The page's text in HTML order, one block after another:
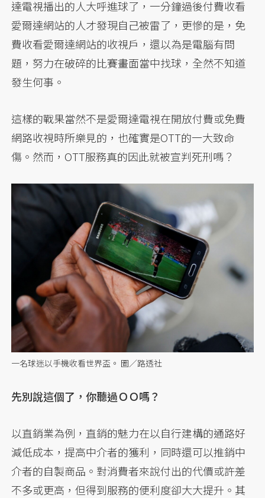
達電視播出的人大呼進球了，一分鐘過後付費收看
愛爾達網站的人才發現自己被雷了，更慘的是，免
費收看愛爾達網站的收視戶，還以為是電腦有問
題，努力在破碎的比賽畫面當中找球，全然不知道
發生何事。
這樣的戰果當然不是愛爾達電視在開放付費或免費
網路收視時所樂見的，也確實是OTT的一大致命
傷。然而，OTT服務真的因此就被宣判死刑嗎？
一名球迷以手機收看世界盃。 圖／路透社
先別說這個了，你聽過ＯＯ嗎？
以直銷業為例，直銷的魅力在以自行建構的通路好
減低成本，提高中介者的獲利，同時還可以推銷中
介者的自製商品。對消費者來說付出的代價或許差
不多或更高，但得到服務的便利度卻大大提升。其